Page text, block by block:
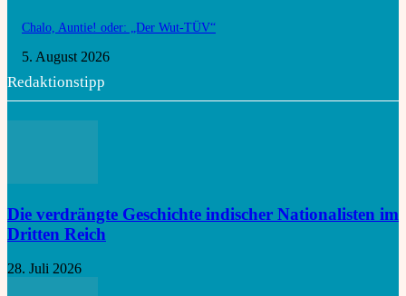
Chalo, Auntie! oder: „Der Wut-TÜV“
5. August 2026
Redaktionstipp
Die verdrängte Geschichte indischer Nationalisten im
Dritten Reich
28. Juli 2026